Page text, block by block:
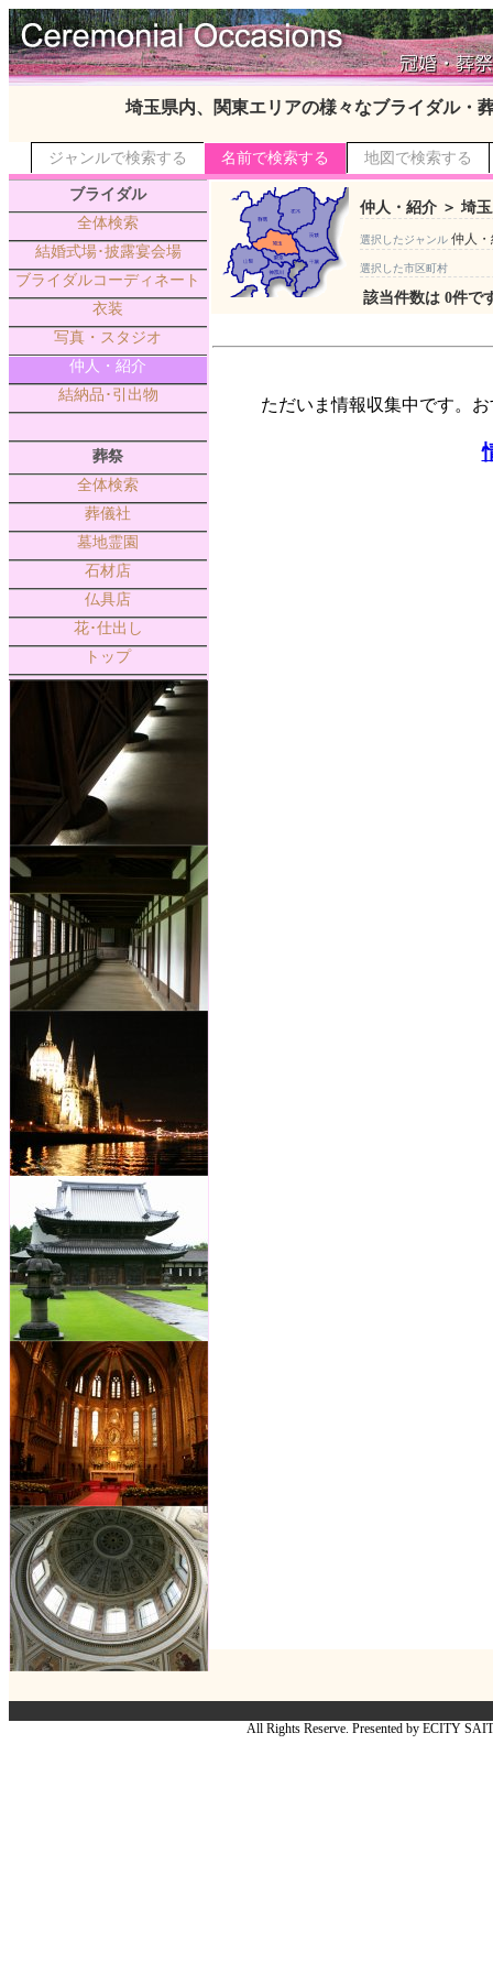
埼玉県内、関東エリアの様々なブライダル・
ジャンルで検索する 名前で検索する 地図で検索する
ブライダル
全体検索
結婚式場･披露宴会場
ブライダルコーディネート
衣装
写真・スタジオ
仲人・紹介
結納品･引出物
葬祭
全体検索
葬儀社
墓地霊園
石材店
仏具店
花･仕出し
トップ
仲人・紹介 ＞ 埼
選択したジャンル 仲人
選択した市区町村
該当件数は 0件で
ただいま情報収集中です。
All Rights Reserve. Presented by ECITY